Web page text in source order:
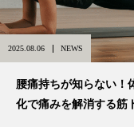
2025.08.06 NEWS
腰痛持ちが知らない！
化で痛みを解消する筋